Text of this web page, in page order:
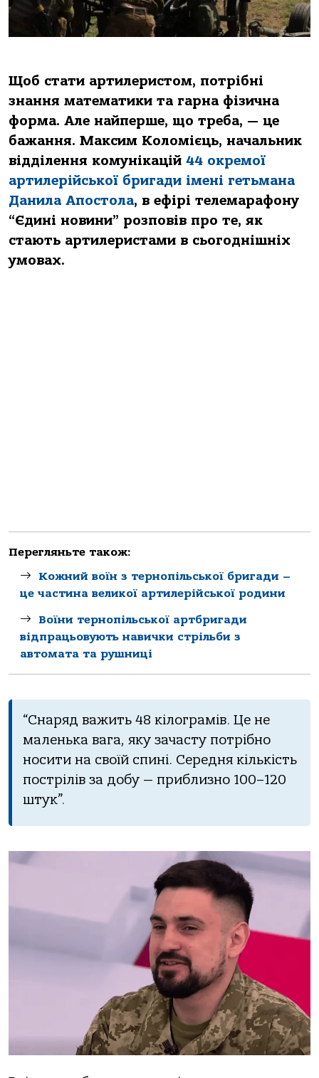
Щоб стати артилеристом, потрібні
знання математики та гарна фізична
форма. Але найперше, що треба, — це
бажання. Максим Коломієць, начальник
відділення комунікацій 44 окремої
артилерійської бригади імені гетьмана
Данила Апостола, в ефірі телемарафону
“Єдині новини” розповів про те, як
стають артилеристами в сьогоднішніх
умовах.
Перегляньте також:
Кожний воїн з тернопільської бригади –
це частина великої артилерійської родини
Воїни тернопільської артбригади
відпрацьовують навички стрільби з
автомата та рушниці
“Снаряд важить 48 кілограмів. Це не
маленька вага, яку зачасту потрібно
носити на своїй спині. Середня кількість
пострілів за добу — приблизно 100–120
штук”.